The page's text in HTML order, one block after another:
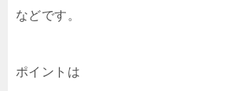
などです。
ポイントは